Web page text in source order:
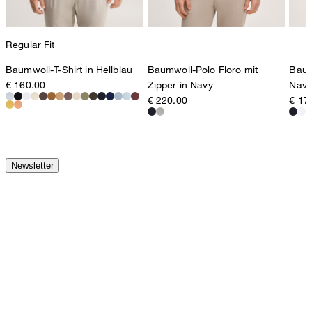
Regular Fit
Baumwoll-T-Shirt in Hellblau
€ 160.00
Baumwoll-Polo Floro mit
Zipper in Navy
€ 220.00
Navy
€
Newsletter